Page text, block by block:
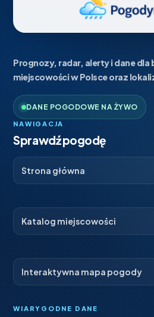
Prognozy, radar, alerty i dane dla
miejscowości w Polsce oraz
DANE POGODOWE NA ŻYWO
NAWIGACJA
Sprawdź pogodę
Strona główna
Katalog miejscowości
Interaktywna mapa pogody
WIARYGODNE DANE